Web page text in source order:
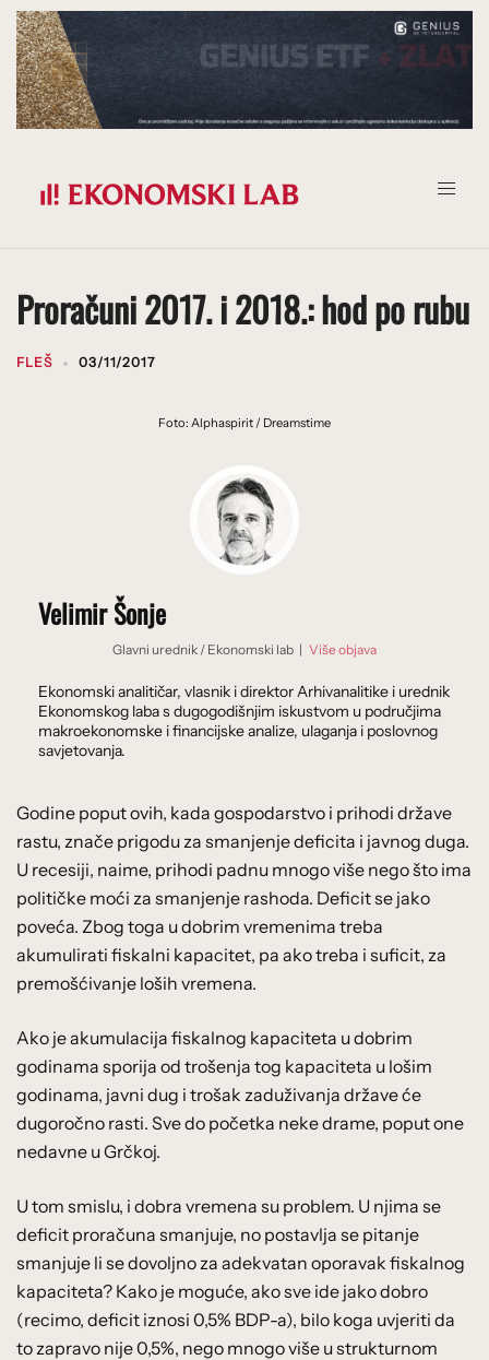
Prijeđi
na
sadržaj
Proračuni 2017. i 2018.: hod po rubu
FLEŠ 03/11/2017
Foto: Alphaspirit / Dreamstime
Velimir Šonje
Glavni urednik / Ekonomski lab | Više objava
Ekonomski analitičar, vlasnik i direktor Arhivanalitike i urednik
Ekonomskog laba s dugogodišnjim iskustvom u područjima
makroekonomske i financijske analize, ulaganja i poslovnog
savjetovanja.
Godine poput ovih, kada gospodarstvo i prihodi države
rastu, znače prigodu za smanjenje deficita i javnog duga.
U recesiji, naime, prihodi padnu mnogo više nego što ima
političke moći za smanjenje rashoda. Deficit se jako
poveća. Zbog toga u dobrim vremenima treba
akumulirati fiskalni kapacitet, pa ako treba i suficit, za
premošćivanje loših vremena.
Ako je akumulacija fiskalnog kapaciteta u dobrim
godinama sporija od trošenja tog kapaciteta u lošim
godinama, javni dug i trošak zaduživanja države će
dugoročno rasti. Sve do početka neke drame, poput one
nedavne u Grčkoj.
U tom smislu, i dobra vremena su problem. U njima se
deficit proračuna smanjuje, no postavlja se pitanje
smanjuje li se dovoljno za adekvatan oporavak fiskalnog
kapaciteta? Kako je moguće, ako sve ide jako dobro
(recimo, deficit iznosi 0,5% BDP-a), bilo koga uvjeriti da
to zapravo nije 0,5%, nego mnogo više u strukturnom